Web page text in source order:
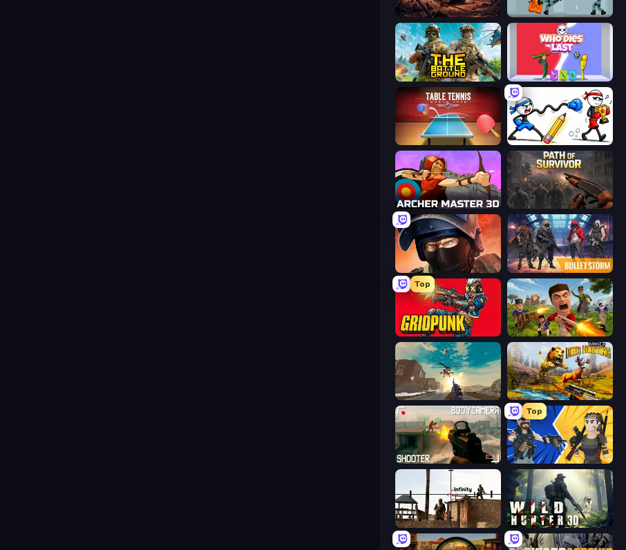
Iron Legion Mad Stick
The Battleground Who Dies Last?
Table Tennis World Tour Doodle Smash
Archer Master 3D: Castle Defense Path of Survivor
Bullet Force Bulletstorm
Top
Redcoats.io
Grandfather Road Chase: Shooter Jungle Deer Hunting
BodyCamera Shooter
Top
BuildNow GG
Lethal Sniper 3D: Army Soldier Wild Hunter 3D